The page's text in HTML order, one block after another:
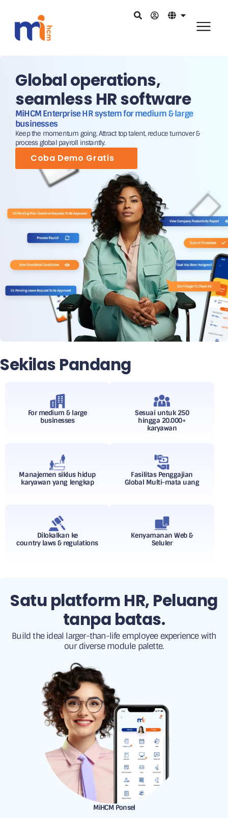
Global operations,
seamless HR software
MiHCM Enterprise HR system for medium & large
businesses
Keep the momentum going. Attract top talent, reduce turnover &
process global payroll instantly.
Coba Demo Gratis
Sekilas Pandang
For medium & large
businesses
Sesuai untuk 250
hingga 20.000+
karyawan
Manajemen siklus hidup
karyawan yang lengkap
Fasilitas Penggajian
Global Multi-mata uang
Dilokalkan ke
country laws & regulations
Kenyamanan Web &
Seluler
Satu platform HR, Peluang
tanpa batas.
Build the ideal larger-than-life employee experience with
our diverse module palette.
MiHCM Ponsel